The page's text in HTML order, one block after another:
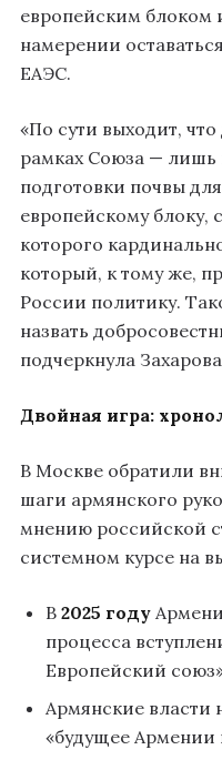
европейским блоком
намерении
ЕАЭС.
«По сути выходит,
рамках Союза — лишь
подготовки почвы
европейскому блоку,
которого
который, к тому же,
России политику.
назвать
подчеркнула
Двойная игра:
В Москве обратили
шаги армянского
мнению российской
системном курсе на
В2025 году
процесса
Европейский
Армянские власти
«будущее Армении